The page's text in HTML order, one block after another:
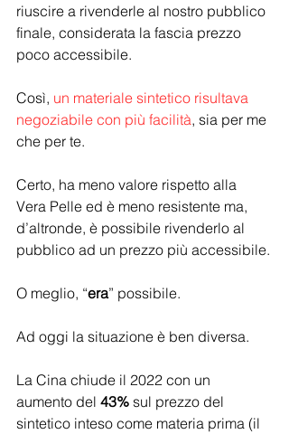
riuscire a rivenderle al nostro pubblico
finale, considerata la fascia prezzo
poco accessibile.
Così, un materiale sintetico risultava
negoziabile con più facilità, sia per me
che per te.
Certo, ha meno valore rispetto alla
Vera Pelle ed è meno resistente ma,
d’altronde, è possibile rivenderlo al
pubblico ad un prezzo più accessibile.
O meglio, “era” possibile.
Ad oggi la situazione è ben diversa.
La Cina chiude il 2022 con un
aumento del 43% sul prezzo del
sintetico inteso come materia prima (il